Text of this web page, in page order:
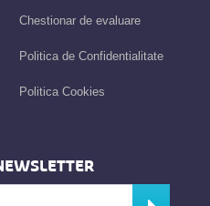
Chestionar de evaluare
Politica de Confidentialitate
Politica Cookies